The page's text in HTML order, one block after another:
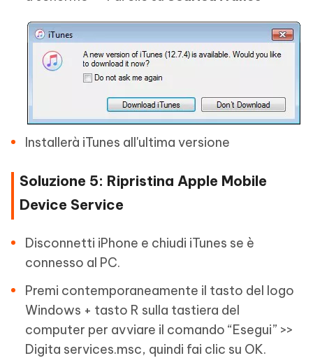
Installerà iTunes all'ultima versione
Soluzione 5: Ripristina Apple Mobile
Device Service
Disconnetti iPhone e chiudi iTunes se è
connesso al PC.
Premi contemporaneamente il tasto del logo
Windows + tasto R sulla tastiera del
computer per avviare il comando “Esegui” >>
Digita services.msc, quindi fai clic su OK.